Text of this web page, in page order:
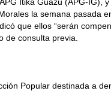
Itika Guazu (APG-IG),
la semana pasada
que ellos “serán
de consulta previa.
Popular destinada a